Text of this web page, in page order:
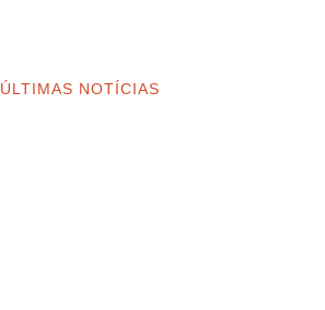
ÚLTIMAS NOTÍCIAS